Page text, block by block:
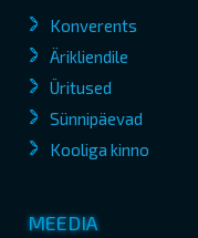
Konverents
Ärikliendile
Üritused
Sünnipäevad
Kooliga kinno
MEEDIA